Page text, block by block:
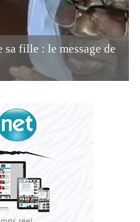
sa fille : le message de